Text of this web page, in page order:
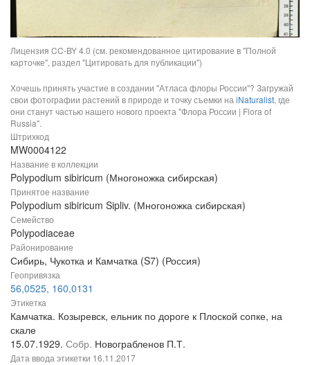
Лицензия CC-BY 4.0 (см. рекомендованное цитирование в "Полной
карточке", раздел "Цитировать для публикации")
Хочешь принять участие в создании "Атласа флоры России"? Загружай
свои фотографии растений в природе и точку съемки на iNaturalist, где
они станут частью нашего нового проекта "Флора России | Flora of
Russia".
Штрихкод
MW0004122
Название в коллекции
Polypodium sibiricum (Многоножка сибирская)
Принятое название
Polypodium sibiricum Sipliv. (Многоножка сибирская)
Семейство
Polypodiaceae
Районирование
Сибирь, Чукотка и Камчатка (S7) (Россия)
Геопривязка
56,0525, 160,0131
Этикетка
Камчатка. Козыревск, ельник по дороге к Плоской сопке, на
скале
15.07.1929. Собр. Новограбленов П.Т.
Дата ввода этикетки 16.11.2017